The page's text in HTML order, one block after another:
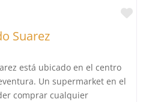
Suarez
está ubicado en el centro
Un supermarket en el
comprar cualquier